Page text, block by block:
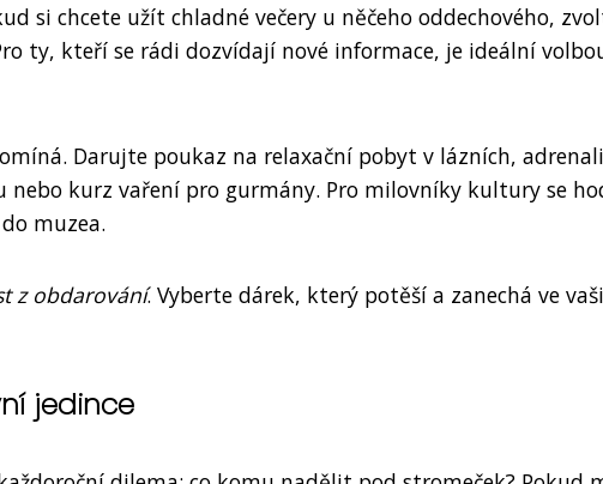
si chcete užít chladné večery u něčeho oddechového,
ty, kteří se rádi dozvídají nové informace, je ideální
Darujte poukaz na relaxační pobyt v lázních,
nebo kurz vaření pro gurmány. Pro milovníky kultury se
muzea.
z obdarování. Vyberte dárek, který potěší a zanechá ve
jedince